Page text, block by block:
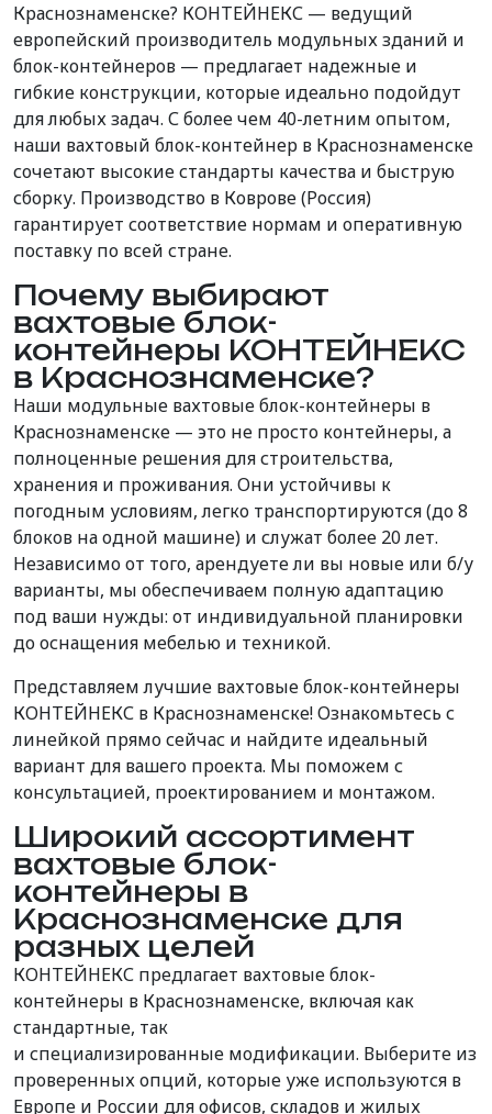
Краснознаменске? КОНТЕЙНЕКС — ведущий
европейский производитель модульных зданий и
блок-контейнеров — предлагает надежные и
гибкие конструкции, которые идеально подойдут
для любых задач. С более чем 40-летним опытом,
наши вахтовый блок-контейнер в Краснознаменске
сочетают высокие стандарты качества и быструю
сборку. Производство в Коврове (Россия)
гарантирует соответствие нормам и оперативную
поставку по всей стране.
Почему выбирают
вахтовые блок-
контейнеры КОНТЕЙНЕКС
в Краснознаменске?
Наши модульные вахтовые блок-контейнеры в
Краснознаменске — это не просто контейнеры, а
полноценные решения для строительства,
хранения и проживания. Они устойчивы к
погодным условиям, легко транспортируются (до 8
блоков на одной машине) и служат более 20 лет.
Независимо от того, арендуете ли вы новые или б/у
варианты, мы обеспечиваем полную адаптацию
под ваши нужды: от индивидуальной планировки
до оснащения мебелью и техникой.
Представляем лучшие вахтовые блок-контейнеры
КОНТЕЙНЕКС в Краснознаменске! Ознакомьтесь с
линейкой прямо сейчас и найдите идеальный
вариант для вашего проекта. Мы поможем с
консультацией, проектированием и монтажом.
Широкий ассортимент
вахтовые блок-
контейнеры в
Краснознаменске для
разных целей
КОНТЕЙНЕКС предлагает вахтовые блок-
контейнеры в Краснознаменске, включая как
стандартные, так
и специализированные модификации. Выберите из
проверенных опций, которые уже используются в
Европе и России для офисов, складов и жилых